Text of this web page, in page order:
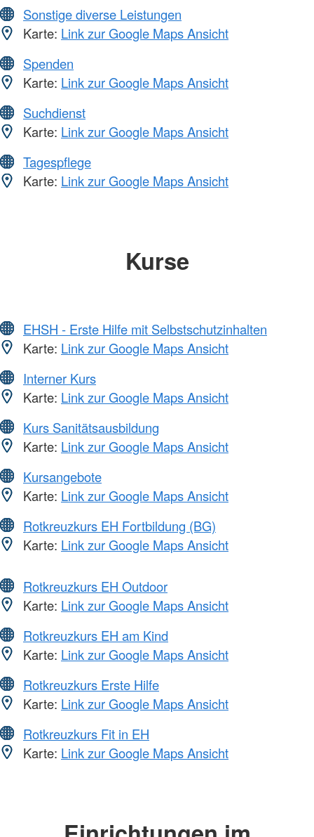
Sonstige diverse Leistungen
Karte: Link zur Google Maps Ansicht
Spenden
Karte: Link zur Google Maps Ansicht
Suchdienst
Karte: Link zur Google Maps Ansicht
Tagespflege
Karte: Link zur Google Maps Ansicht
Kurse
EHSH - Erste Hilfe mit Selbstschutzinhalten
Karte: Link zur Google Maps Ansicht
Interner Kurs
Karte: Link zur Google Maps Ansicht
Kurs Sanitätsausbildung
Karte: Link zur Google Maps Ansicht
Kursangebote
Karte: Link zur Google Maps Ansicht
Rotkreuzkurs EH Fortbildung (BG)
Karte: Link zur Google Maps Ansicht
Rotkreuzkurs EH Outdoor
Karte: Link zur Google Maps Ansicht
Rotkreuzkurs EH am Kind
Karte: Link zur Google Maps Ansicht
Rotkreuzkurs Erste Hilfe
Karte: Link zur Google Maps Ansicht
Rotkreuzkurs Fit in EH
Karte: Link zur Google Maps Ansicht